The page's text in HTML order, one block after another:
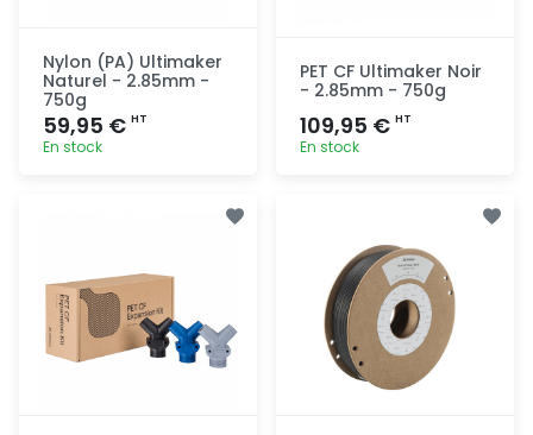
Nylon (PA) Ultimaker
Naturel - 2.85mm -
750g
59,95 € HT
En stock
PET CF Ultimaker Noir
- 2.85mm - 750g
109,95 € HT
En stock